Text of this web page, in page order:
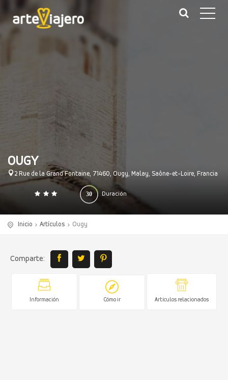
OUGY
2 Rue de la Grand'Fontaine, 71460, Ougy, Malay, Saône-et-Loire, Francia
Duración
30
0 140
Inicio Artículos Ougy
Comparte:
Información Cómo ir Artículos relacionados